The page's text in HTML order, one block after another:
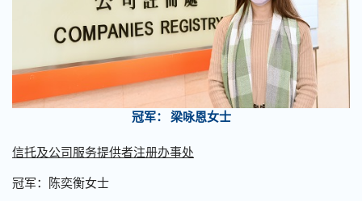
冠军： 梁咏恩女士
信托及公司服务提供者注册办事处
冠军：陈奕衡女士